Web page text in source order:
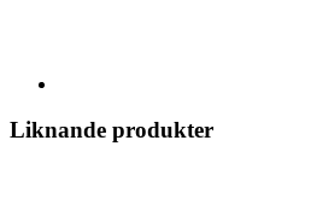
Liknande produkter